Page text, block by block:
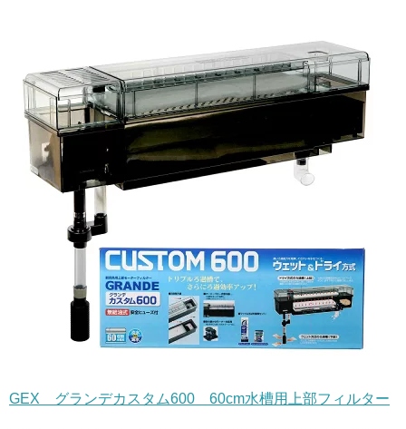
GEX グランデカスタム600 60cm水槽用上部フィルター